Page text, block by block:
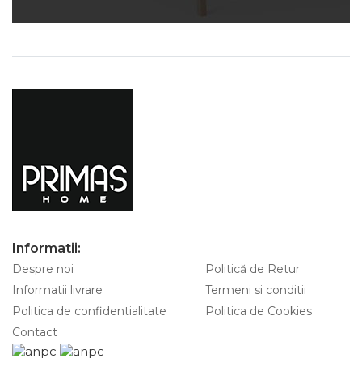
Informatii:
Despre noi
Politică de Retur
Informatii livrare
Termeni si conditii
Politica de confidentialitate
Politica de Cookies
Contact